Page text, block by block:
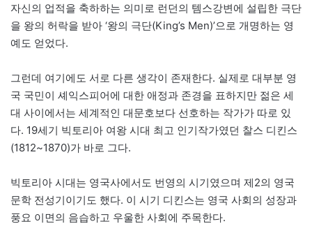
자신의 업적을 축하하는 의미로 런던의 템스강변에 설립한 극단
을 왕의 허락을 받아 ‘왕의 극단(King’s Men)’으로 개명하는 영
예도 얻었다.
그런데 여기에도 서로 다른 생각이 존재한다. 실제로 대부분 영
국 국민이 셰익스피어에 대한 애정과 존경을 표하지만 젊은 세
대 사이에서는 세계적인 대문호보다 선호하는 작가가 따로 있
다. 19세기 빅토리아 여왕 시대 최고 인기작가였던 찰스 디킨스
(1812~1870)가 바로 그다.
빅토리아 시대는 영국사에서도 번영의 시기였으며 제2의 영국
문학 전성기이기도 했다. 이 시기 디킨스는 영국 사회의 성장과
풍요 이면의 음습하고 우울한 사회에 주목한다.